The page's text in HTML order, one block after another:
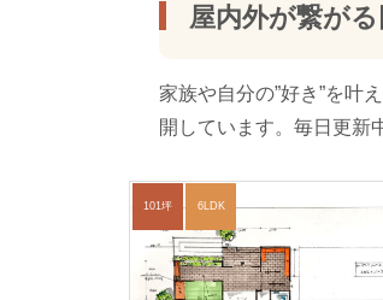
屋内外が繋が
家族や自分の”好き”を叶
開しています。毎日更新
101坪 6LDK